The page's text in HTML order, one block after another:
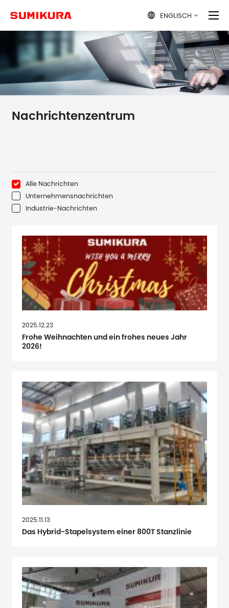
 ENGLISCH
Nachrichtenzentrum
Alle Nachrichten
Unternehmensnachrichten
Industrie-Nachrichten
2025.12.23
Frohe Weihnachten und ein frohes neues Jahr
2026!
2025.11.13
Das Hybrid-Stapelsystem einer 800T Stanzlinie